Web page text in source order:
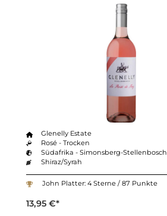
Glenelly Estate
Rosé - Trocken
Südafrika - Simonsberg-Stellenbosch
Shiraz/Syrah
John Platter: 4 Sterne / 87 Punkte
13,95 €*